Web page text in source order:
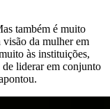
também é muito
visão da mulher em
às instituições,
liderar em conjunto